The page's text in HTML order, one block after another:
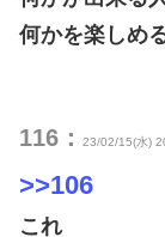
何かを楽しめ
116： 23/02/15(水)
>>106
これ